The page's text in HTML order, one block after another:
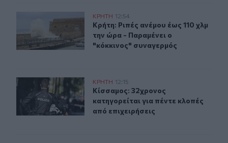
Κρήτη: Ριπές ανέμου έως 110 χλμ την ώρα - Παραμένει
ΚΡΗΤΗ 12:54
Κρήτη: Ριπές ανέμου έως 110 χλμ
Κρήτη: Ριπές ανέμου έως 110 χλμ
την ώρα - Παραμένει ο
"κόκκινος" συναγερμός
Κίσσαμος: 32χρονος κατηγορείται για πέντε κλοπές
ΚΡΗΤΗ 12:15
Κίσσαμος: 32χρονος κατηγορείται
Κίσσαμος: 32χρονος
κατηγορείται για πέντε κλοπές
από επιχειρήσεις